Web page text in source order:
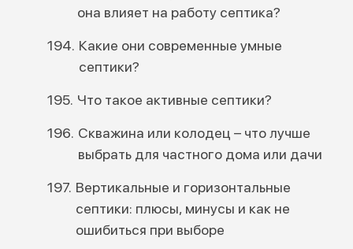
она влияет на работу септика?
Какие они современные умные
септики?
Что такое активные септики?
Скважина или колодец – что лучше
выбрать для частного дома или дачи
Вертикальные и горизонтальные
септики: плюсы, минусы и как не
ошибиться при выборе